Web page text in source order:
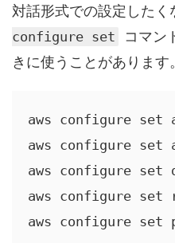
対話形式での設定したく
configure set
コマン
きに使うことがあります。
aws configure set
aws configure set
aws configure set
aws configure
aws configure